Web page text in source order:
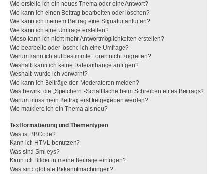
Wie erstelle ich ein neues Thema oder eine Antwort?
Wie kann ich einen Beitrag bearbeiten oder löschen?
Wie kann ich meinem Beitrag eine Signatur anfügen?
Wie kann ich eine Umfrage erstellen?
Wieso kann ich nicht mehr Antwortmöglichkeiten erstellen?
Wie bearbeite oder lösche ich eine Umfrage?
Warum kann ich auf bestimmte Foren nicht zugreifen?
Weshalb kann ich keine Dateianhänge anfügen?
Weshalb wurde ich verwarnt?
Wie kann ich Beiträge den Moderatoren melden?
Was bewirkt die „Speichern“-Schaltfläche beim Schreiben eines Beitrags?
Warum muss mein Beitrag erst freigegeben werden?
Wie markiere ich ein Thema als neu?
Textformatierung und Thementypen
Was ist BBCode?
Kann ich HTML benutzen?
Was sind Smileys?
Kann ich Bilder in meine Beiträge einfügen?
Was sind globale Bekanntmachungen?